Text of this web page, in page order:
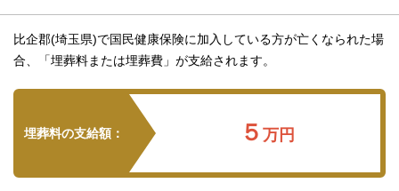
比企郡(埼玉県)で国民健康保険に加入している方が亡くなられた場
合、「埋葬料または埋葬費」が支給されます。
埋葬料の支給額： ５万円